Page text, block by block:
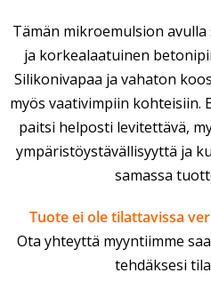
Tämän mikroemulsion
ja korkealaatuinen
Silikonivapaa ja vahaton
myös vaativimpiin kohteisiin.
paitsi helposti levitettävä,
ympäristöystävällisyyttä ja
samassa
Tuote ei ole tilattavissa
Ota yhteyttä myyntiimme
tehdäksesi